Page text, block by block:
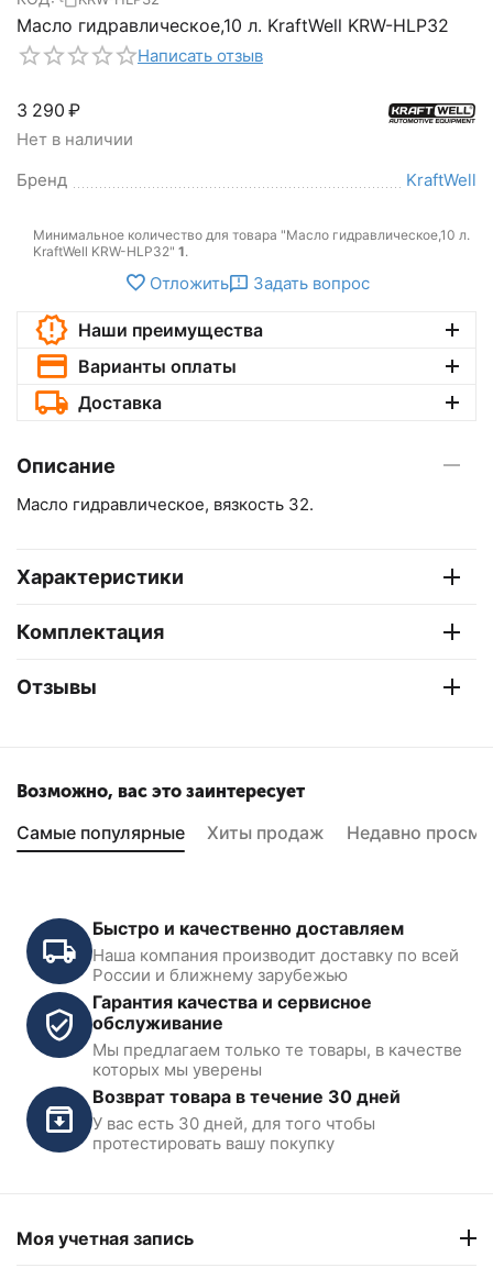
Масло гидравлическое,10 л. KraftWell KRW-HLP32
Написать отзыв
3 290 ₽
Нет в наличии
Бренд
KraftWell
Минимальное количество для товара "Масло гидравлическое,10 л.
KraftWell KRW-HLP32" 1.
Отложить Задать вопрос
Наши преимущества
Варианты оплаты
Доставка
Описание
Масло гидравлическое, вязкость 32.
Характеристики
Комплектация
Отзывы
Возможно, вас это заинтересует
Самые популярные Хиты продаж Недавно
Цепь KraftWell TPF4-
В наличии
Ремкомплект цилиндра
PEAK 212/SL-2500/SML-
2500
В наличии
Быстро и качественно доставляем
Наша компания производит доставку по всей
России и ближнему зарубежью
Гарантия качества и сервисное
обслуживание
Мы предлагаем только те товары, в качестве
которых мы уверены
Возврат товара в течение 30 дней
У вас есть 30 дней, для того чтобы
протестировать вашу покупку
Моя учетная запись